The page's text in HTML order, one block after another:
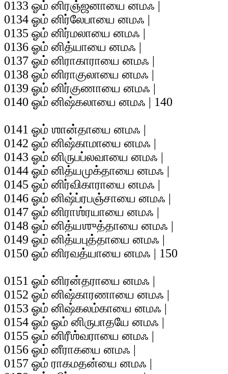
0133 ஓம் னிரஞ்ஜனாயை னமஃ |
0134 ஓம் னிர்லேபாயை னமஃ |
0135 ஓம் னிர்மலாயை னமஃ |
0136 ஓம் னித்யாயை னமஃ |
0137 ஓம் னிராகாராயை னமஃ |
0138 ஓம் னிராகுலாயை னமஃ |
0139 ஓம் னிர்குணாயை னமஃ |
0140 ஓம் னிஷ்கலாயை னமஃ | 140
0141 ஓம் ஶான்தாயை னமஃ |
0142 ஓம் னிஷ்காமாயை னமஃ |
0143 ஓம் னிருபப்லவாயை னமஃ |
0144 ஓம் னித்யமுக்தாயை னமஃ |
0145 ஓம் னிர்விகாராயை னமஃ |
0146 ஓம் னிஷ்ப்ரபஞ்சாயை னமஃ |
0147 ஓம் னிராஶ்ரயாயை னமஃ |
0148 ஓம் னித்யஶுத்தாயை னமஃ |
0149 ஓம் னித்யபுத்தாயை னமஃ |
0150 ஓம் னிரவத்யாயை னமஃ | 150
0151 ஓம் னிரன்தராயை னமஃ |
0152 ஓம் னிஷ்காரணாயை னமஃ |
0153 ஓம் னிஷ்கலம்காயை னமஃ |
0154 ஓம் ஓம் னிருபாதயே னமஃ |
0155 ஓம் னிரீஶ்வராயை னமஃ |
0156 ஓம் னீராகயை னமஃ |
0157 ஓம் ராகமதன்யை னமஃ |